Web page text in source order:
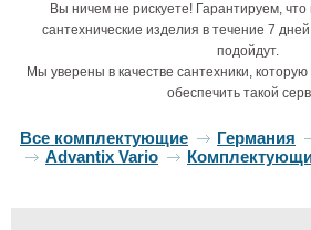
Вы ничем не рискуете! Гарантируем,
сантехнические изделия в течение 7
подойдут.
Мы уверены в качестве сантехники,
обеспечить такой
Все комплектующие Германия
Advantix Vario